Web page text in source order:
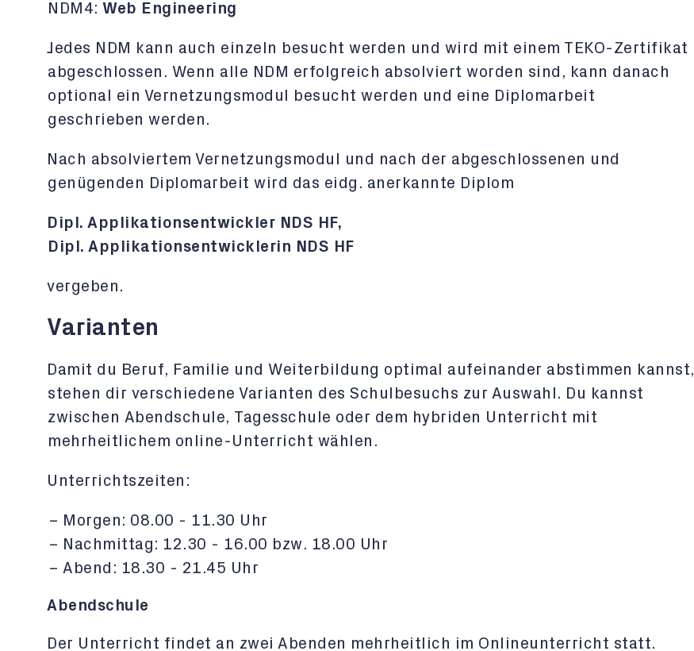
NDM4: Web Engineering
Jedes NDM kann auch einzeln besucht werden und wird mit einem TEKO-Zertifikat
abgeschlossen. Wenn alle NDM erfolgreich absolviert worden sind, kann danach
optional ein Vernetzungsmodul besucht werden und eine Diplomarbeit
geschrieben werden.
Nach absolviertem Vernetzungsmodul und nach der abgeschlossenen und
genügenden Diplomarbeit wird das eidg. anerkannte Diplom
Dipl. Applikationsentwickler NDS HF,
Dipl. Applikationsentwicklerin NDS HF
vergeben.
Varianten
Damit du Beruf, Familie und Weiterbildung optimal aufeinander abstimmen kannst,
stehen dir verschiedene Varianten des Schulbesuchs zur Auswahl. Du kannst
zwischen Abendschule, Tagesschule oder dem hybriden Unterricht mit
mehrheitlichem online-Unterricht wählen.
Unterrichtszeiten:
Morgen: 08.00 - 11.30 Uhr
Nachmittag: 12.30 - 16.00 bzw. 18.00 Uhr
Abend: 18.30 - 21.45 Uhr
Abendschule
Der Unterricht findet an zwei Abenden mehrheitlich im Onlineunterricht statt.